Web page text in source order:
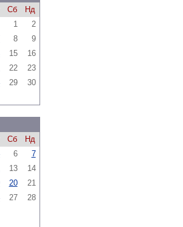
Сб
Нд
1
2
8
9
15
16
22
23
29 30
Сб
Нд
6
7
13
14
20
21
27
28